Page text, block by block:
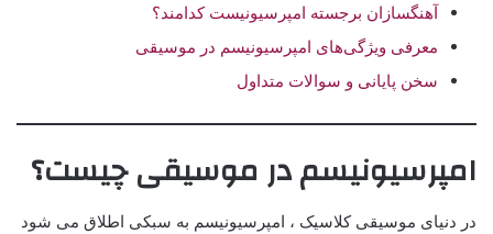
آهنگسازان برجسته امپرسیونیست کدامند؟
معرفی ویژگی‌های امپرسیونیسم در موسیقی
سخن پایانی و سوالات متداول
امپرسیونیسم در موسیقی چیست؟
در دنیای موسیقی کلاسیک ، امپرسیونیسم به سبکی اطلاق می شود